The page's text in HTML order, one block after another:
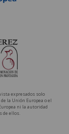
expresados solo
la Unión Europea o el
ni la autoridad
de ellos.